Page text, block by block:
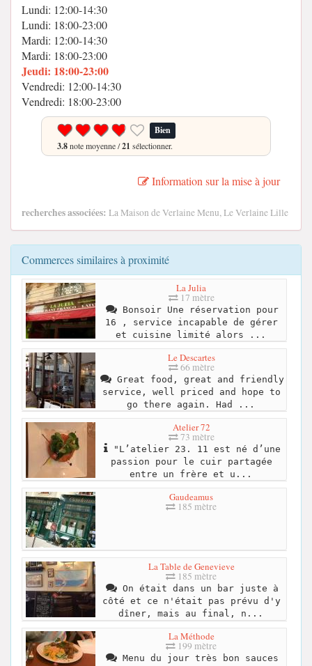
Lundi: 12:00-14:30
Lundi: 18:00-23:00
Mardi: 12:00-14:30
Mardi: 18:00-23:00
Jeudi: 18:00-23:00
Vendredi: 12:00-14:30
Vendredi: 18:00-23:00
Bien
3.8note moyenne /21 sélectionner.
Information sur la mise à jour
recherches associées: La Maison de Verlaine Menu, Le Verlaine Lille
Commerces similaires à proximité
La Julia
17 mètre
Bonsoir Une réservation pour
16 , service incapable de gérer
et cuisine limité alors ...
Le Descartes
66 mètre
Great food, great and friendly
service, well priced and hope to
go there again. Had ...
Atelier 72
73 mètre
"L’atelier 23. 11 est né d’une
passion pour le cuir partagée
entre un frère et u...
Gaudeamus
185 mètre
La Table de Genevieve
185 mètre
On était dans un bar juste à
côté et ce n'était pas prévu d'y
dîner, mais au final, n...
La Méthode
199 mètre
Menu du jour très bon sauces